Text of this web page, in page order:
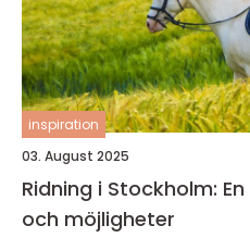
inspiration
03. August 2025
Ridning i Stockholm:
och möjligheter